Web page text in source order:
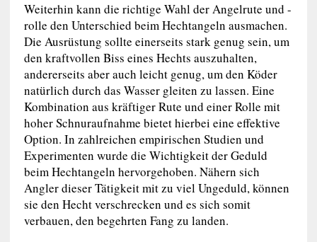
Weiterhin kann die richtige Wahl der Angelrute und -
rolle den Unterschied beim Hechtangeln ausmachen.
Die Ausrüstung sollte einerseits stark genug sein, um
den kraftvollen Biss eines Hechts auszuhalten,
andererseits aber auch leicht genug, um den Köder
natürlich durch das Wasser gleiten zu lassen. Eine
Kombination aus kräftiger Rute und einer Rolle mit
hoher Schnuraufnahme bietet hierbei eine effektive
Option. In zahlreichen empirischen Studien und
Experimenten wurde die Wichtigkeit der Geduld
beim Hechtangeln hervorgehoben. Nähern sich
Angler dieser Tätigkeit mit zu viel Ungeduld, können
sie den Hecht verschrecken und es sich somit
verbauen, den begehrten Fang zu landen.